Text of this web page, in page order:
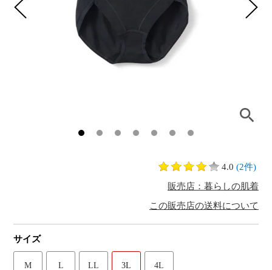
4.0 (2件)
販売店：暮らしの肌着
この販売店の送料について
サイズ
M L LL 3L 4L